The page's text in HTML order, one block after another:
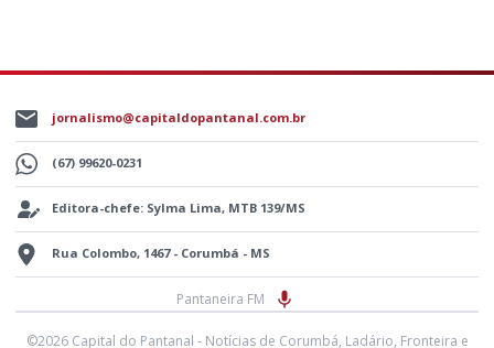
jornalismo@capitaldopantanal.com.br
(67) 99620-0231
Editora-chefe: Sylma Lima, MTB 139/MS
Rua Colombo, 1467 - Corumbá - MS
Pantaneira FM
©2026 Capital do Pantanal - Notícias de Corumbá, Ladário, Fronteira e